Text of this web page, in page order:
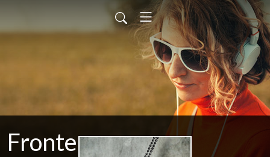
Fronten